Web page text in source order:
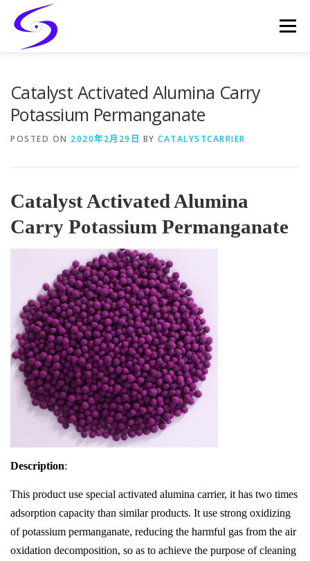
content
Menu
Catalyst Activated Alumina Carry
Potassium Permanganate
POSTED ON 2020年2月29日 BY CATALYSTCARRIER
Catalyst Activated Alumina
Carry Potassium Permanganate
Description:
This product use special activated alumina carrier, it has two times
adsorption capacity than similar products. It use strong oxidizing
of potassium permanganate, reducing the harmful gas from the air
oxidation decomposition, so as to achieve the purpose of cleaning